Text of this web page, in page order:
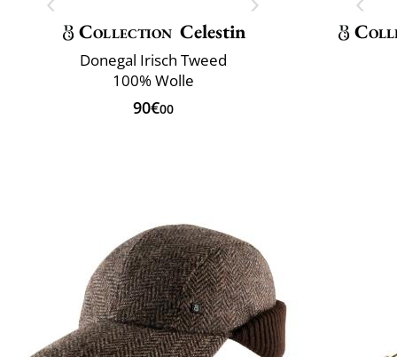
Collection Celestin
Donegal Irisch Tweed
100% Wolle
90€00